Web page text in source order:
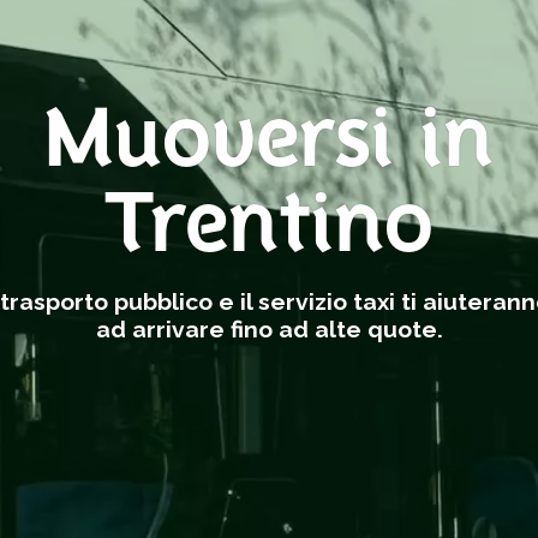
Muoversi in
Trentino
pubblico e il servizio taxi ti
ad arrivare fino ad alte quote.